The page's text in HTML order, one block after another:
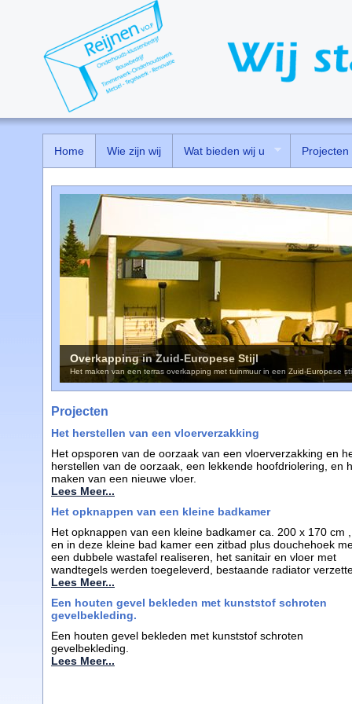
Overkapping in Zuid-Europese Stijl
Het maken van een terras overkapping met tuinmuur in een Zuid-Europese
Projecten
Het herstellen van een vloerverzakking
Het opsporen van de oorzaak van een vloerverzakking en
herstellen van de oorzaak, een lekkende hoofdriolering, en
maken van een nieuwe vloer.
Lees Meer...
Het opknappen van een kleine badkamer
Het opknappen van een kleine badkamer ca. 200 x 170 cm ,
en in deze kleine bad kamer een zitbad plus douchehoek
een dubbele wastafel realiseren, het sanitair en vloer met
wandtegels werden toegeleverd, bestaande radiator
Lees Meer...
Een houten gevel bekleden met kunststof schroten
gevelbekleding.
Een houten gevel bekleden met kunststof schroten
gevelbekleding.
Lees Meer...
Home Wie zijn wij Wat bieden wij u Projecten